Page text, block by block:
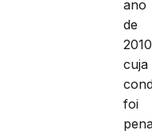
ano
de
cuja
foi